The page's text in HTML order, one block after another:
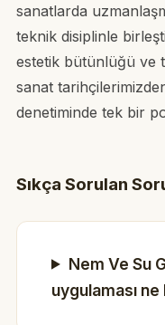
sanatlarda
teknik disiplinle
estetik bütünlüğü ve
sanat
denetiminde tek bir
Sıkça Sorulan
Nem Ve Su
uygulaması